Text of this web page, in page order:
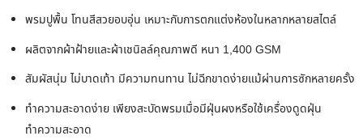
พรมปูพื้น โทนสีสวยอบอุ่น เหมาะกับการตกแต่งห้องในหลากหลายสไตล์
ผลิตจากผ้าฝ้ายและผ้าเชนิลล์คุณภาพดี หนา 1,400 GSM
สัมผัสนุ่ม ไม่บาดเท้า มีความทนทาน ไม่ฉีกขาดง่ายแม้ผ่านการซักหลายครั้ง
ทำความสะอาดง่าย เพียงสะบัดพรมเมื่อมีฝุ่นผงหรือใช้เครื่องดูดฝุ่น
ทำความสะอาด